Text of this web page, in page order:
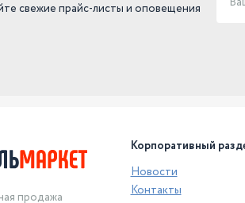
свежие прайс-листы и оповещения
продажа
Корпоративный
Новости
Контакты